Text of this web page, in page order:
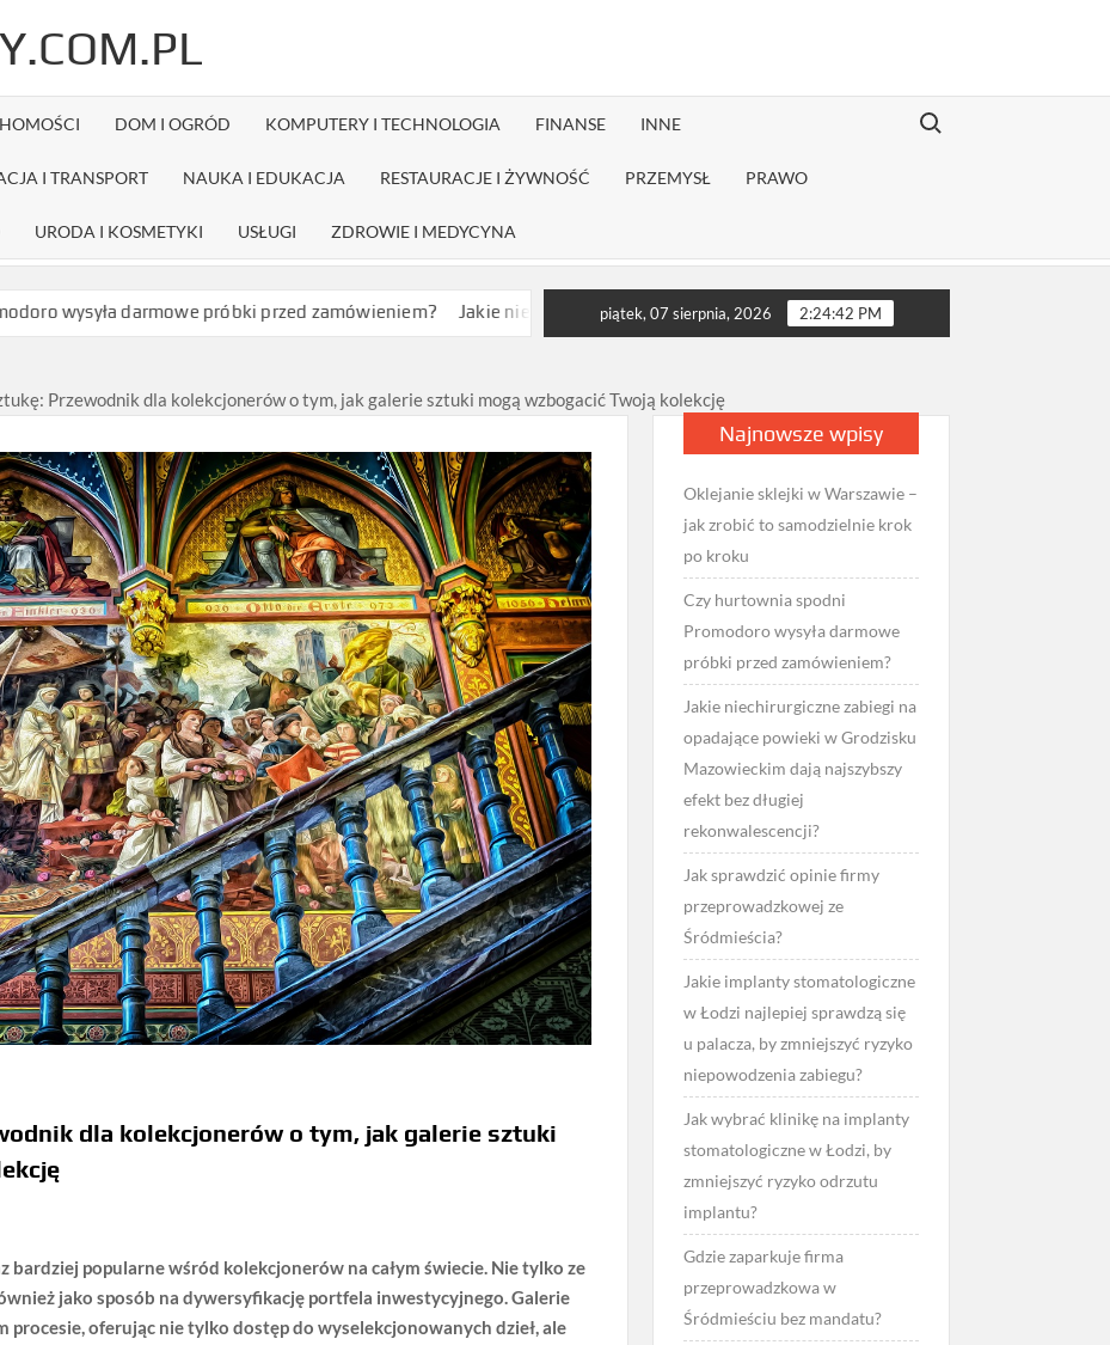
DOM I OGRÓD KOMPUTERY I TECHNOLOGIA FINANSE INNE
I TRANSPORT NAUKA I EDUKACJA RESTAURACJE I ŻYWNOŚĆ PRZEMYSŁ PRAWO
URODA I KOSMETYKI USŁUGI ZDROWIE I MEDYCYNA
Search for:
darmowe próbki przed zamówieniem? Jakie niechirurgiczne zabiegi na opadające powieki w Grodzisku Mazowieckim dają
piątek, 07 sierpnia, 2026 2:24:43 PM
Przewodnik dla kolekcjonerów o tym, jak galerie sztuki mogą wzbogacić Twoją kolekcję
dla kolekcjonerów o tym, jak galerie sztuki
bardziej popularne wśród kolekcjonerów na całym świecie. Nie tylko ze
jako sposób na dywersyfikację portfela inwestycyjnego. Galerie
oferując nie tylko dostęp do wyselekcjonowanych dzieł, ale
Najnowsze wpisy
Oklejanie sklejki w Warszawie –
jak zrobić to samodzielnie krok
po kroku
Czy hurtownia spodni
Promodoro wysyła darmowe
próbki przed zamówieniem?
Jakie niechirurgiczne zabiegi na
opadające powieki w Grodzisku
Mazowieckim dają najszybszy
efekt bez długiej
rekonwalescencji?
Jak sprawdzić opinie firmy
przeprowadzkowej ze
Śródmieścia?
Jakie implanty stomatologiczne
w Łodzi najlepiej sprawdzą się
u palacza, by zmniejszyć ryzyko
niepowodzenia zabiegu?
Jak wybrać klinikę na implanty
stomatologiczne w Łodzi, by
zmniejszyć ryzyko odrzutu
implantu?
Gdzie zaparkuje firma
przeprowadzkowa w
Śródmieściu bez mandatu?